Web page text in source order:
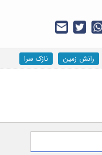
رانش زمین نازک سرا